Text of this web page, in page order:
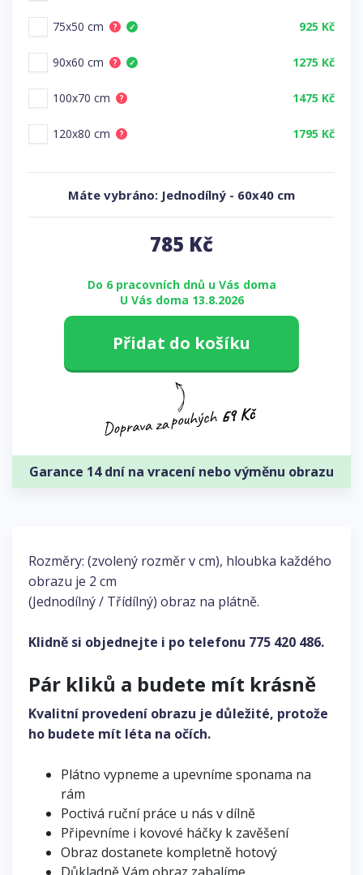
Rozměry: (zvolený rozměr v cm), hloubka každého
obrazu je 2 cm
(Jednodílný / Třídílný) obraz na plátně.
Klidně si objednejte i po telefonu 775 420 486.
Pár kliků a budete mít krásně
Kvalitní provedení obrazu je důležité, protože
ho budete mít léta na očích.
Plátno vypneme a upevníme sponama na
rám
Poctivá ruční práce u nás v dílně
Připevníme i kovové háčky k zavěšení
Obraz dostanete kompletně hotový
75x50 cm ? ✓ 925 Kč
90x60 cm ? ✓ 1275 Kč
100x70 cm ? 1475 Kč
120x80 cm ? 1795 Kč
Máte vybráno: Jednodílný - 60x40 cm
785 Kč
Do 6 pracovních dnů u Vás doma
U Vás doma 13.8.2026
Přidat do košíku
Garance 14 dní na vracení nebo výměnu obrazu